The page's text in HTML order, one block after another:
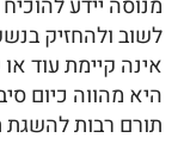
מנוסה יידע
לשוב ולהחזיק
אינה קיימת עוד
היא מהווה כיום
תורם רבות להשגת